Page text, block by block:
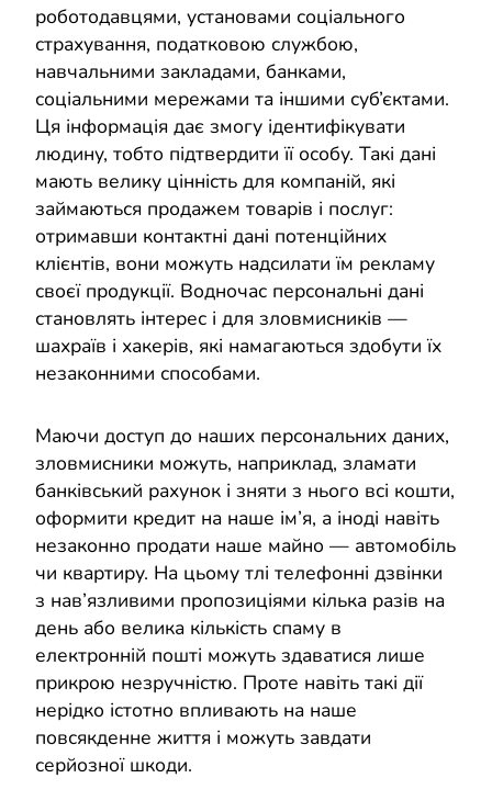
роботодавцями, установами соціального
страхування, податковою службою,
навчальними закладами, банками,
соціальними мережами та іншими суб’єктами.
Ця інформація дає змогу ідентифікувати
людину, тобто підтвердити її особу. Такі дані
мають велику цінність для компаній, які
займаються продажем товарів і послуг:
отримавши контактні дані потенційних
клієнтів, вони можуть надсилати їм рекламу
своєї продукції. Водночас персональні дані
становлять інтерес і для зловмисників —
шахраїв і хакерів, які намагаються здобути їх
незаконними способами.
Маючи доступ до наших персональних даних,
зловмисники можуть, наприклад, зламати
банківський рахунок і зняти з нього всі кошти,
оформити кредит на наше ім’я, а іноді навіть
незаконно продати наше майно — автомобіль
чи квартиру. На цьому тлі телефонні дзвінки
з нав’язливими пропозиціями кілька разів на
день або велика кількість спаму в
електронній пошті можуть здаватися лише
прикрою незручністю. Проте навіть такі дії
нерідко істотно впливають на наше
повсякденне життя і можуть завдати
серйозної шкоди.